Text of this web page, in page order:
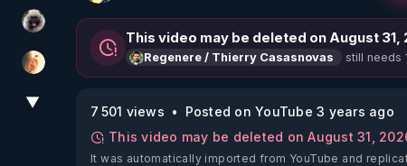
Priscane
La Puce à l'oreille
▼
This video may be deleted on August 31,
Regenere / Thierry Casasnovas still needs
7 501 views
Posted on YouTube 3 years ago
This video may be deleted on August 31,
It was automatically imported from YouTube and